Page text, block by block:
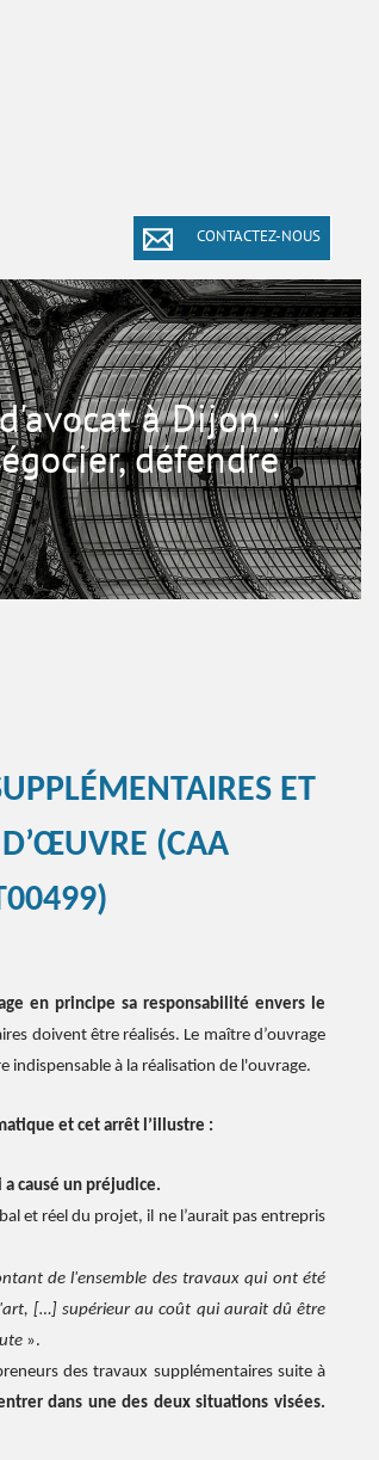
CONTACTEZ-NOUS
à Dijon :
défendre
ET
(CAA
en principe sa responsabilité envers le
doivent être réalisés. Le maître d’ouvrage
indispensable à la réalisation de l'ouvrage.
et cet arrêt l’illustre :
causé un préjudice.
et réel du projet, il ne l’aurait pas entrepris
de l'ensemble des travaux qui ont été
[…] supérieur au coût qui aurait dû être
».
des travaux supplémentaires suite à
dans une des deux situations visées.